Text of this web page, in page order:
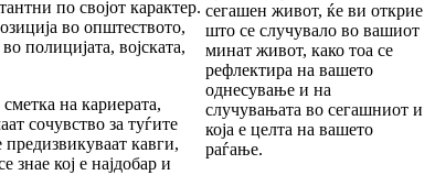
по својот карактер.
во општеството,
полицијата, војската,
на кариерата,
сочувство за туѓите
кавги,
знае кој е најдобар и
сегашен живот, ќе ви открие
што се случувало во вашиот
минат живот, како тоа се
рефлектира на вашето
однесување и на
случувањата во сегашниот и
која е целта на вашето
раѓање.